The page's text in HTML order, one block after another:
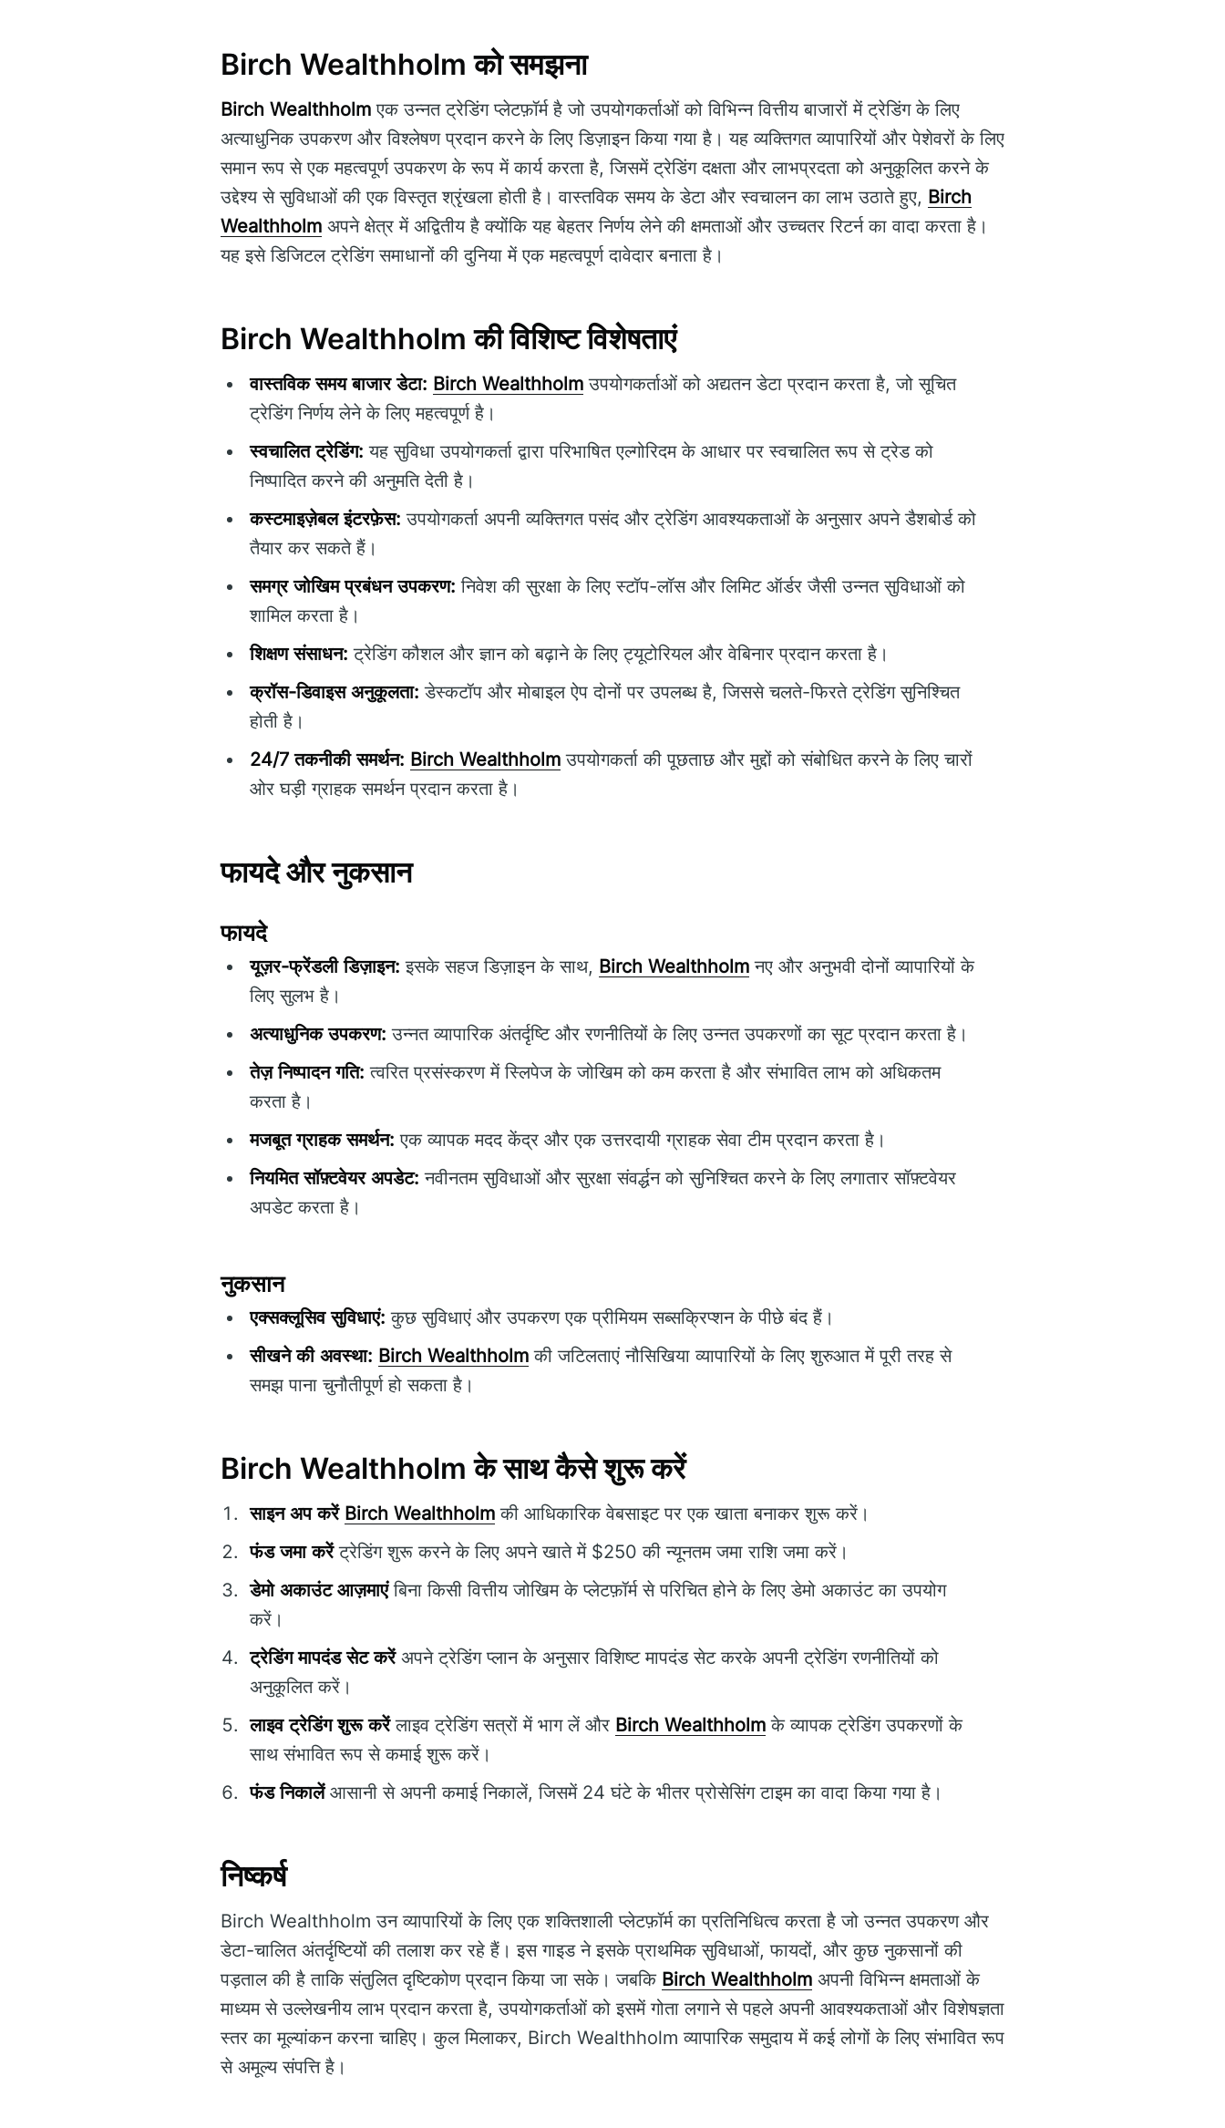
Birch Wealthholm को समझना
Birch Wealthholm एक उन्नत ट्रेडिंग प्लेटफ़ॉर्म है जो उपयोगकर्ताओं को विभिन्न वित्तीय बाजारों में ट्रेडिंग के लिए
अत्याधुनिक उपकरण और विश्लेषण प्रदान करने के लिए डिज़ाइन किया गया है। यह व्यक्तिगत व्यापारियों और पेशेवरों के लिए
समान रूप से एक महत्वपूर्ण उपकरण के रूप में कार्य करता है, जिसमें ट्रेडिंग दक्षता और लाभप्रदता को अनुकूलित करने के
उद्देश्य से सुविधाओं की एक विस्तृत श्रृंखला होती है। वास्तविक समय के डेटा और स्वचालन का लाभ उठाते हुए, Birch
Wealthholm अपने क्षेत्र में अद्वितीय है क्योंकि यह बेहतर निर्णय लेने की क्षमताओं और उच्चतर रिटर्न का वादा करता है।
यह इसे डिजिटल ट्रेडिंग समाधानों की दुनिया में एक महत्वपूर्ण दावेदार बनाता है।
Birch Wealthholm की विशिष्ट विशेषताएं
वास्तविक समय बाजार डेटा: Birch Wealthholm उपयोगकर्ताओं को अद्यतन डेटा प्रदान करता है, जो सूचित
ट्रेडिंग निर्णय लेने के लिए महत्वपूर्ण है।
स्वचालित ट्रेडिंग: यह सुविधा उपयोगकर्ता द्वारा परिभाषित एल्गोरिदम के आधार पर स्वचालित रूप से ट्रेड को
निष्पादित करने की अनुमति देती है।
कस्टमाइज़ेबल इंटरफ़ेस: उपयोगकर्ता अपनी व्यक्तिगत पसंद और ट्रेडिंग आवश्यकताओं के अनुसार अपने डैशबोर्ड को
तैयार कर सकते हैं।
समग्र जोखिम प्रबंधन उपकरण: निवेश की सुरक्षा के लिए स्टॉप-लॉस और लिमिट ऑर्डर जैसी उन्नत सुविधाओं को
शामिल करता है।
शिक्षण संसाधन: ट्रेडिंग कौशल और ज्ञान को बढ़ाने के लिए ट्यूटोरियल और वेबिनार प्रदान करता है।
क्रॉस-डिवाइस अनुकूलता: डेस्कटॉप और मोबाइल ऐप दोनों पर उपलब्ध है, जिससे चलते-फिरते ट्रेडिंग सुनिश्चित
होती है।
24/7 तकनीकी समर्थन: Birch Wealthholm उपयोगकर्ता की पूछताछ और मुद्दों को संबोधित करने के लिए चारों
ओर घड़ी ग्राहक समर्थन प्रदान करता है।
फायदे और नुकसान
फायदे
यूज़र-फ्रेंडली डिज़ाइन: इसके सहज डिज़ाइन के साथ, Birch Wealthholm नए और अनुभवी दोनों व्यापारियों के
लिए सुलभ है।
अत्याधुनिक उपकरण: उन्नत व्यापारिक अंतर्दृष्टि और रणनीतियों के लिए उन्नत उपकरणों का सूट प्रदान करता है।
तेज़ निष्पादन गति: त्वरित प्रसंस्करण में स्लिपेज के जोखिम को कम करता है और संभावित लाभ को अधिकतम
करता है।
मजबूत ग्राहक समर्थन: एक व्यापक मदद केंद्र और एक उत्तरदायी ग्राहक सेवा टीम प्रदान करता है।
नियमित सॉफ़्टवेयर अपडेट: नवीनतम सुविधाओं और सुरक्षा संवर्द्धन को सुनिश्चित करने के लिए लगातार सॉफ़्टवेयर
अपडेट करता है।
नुकसान
एक्सक्लूसिव सुविधाएं: कुछ सुविधाएं और उपकरण एक प्रीमियम सब्सक्रिप्शन के पीछे बंद हैं।
सीखने की अवस्था: Birch Wealthholm की जटिलताएं नौसिखिया व्यापारियों के लिए शुरुआत में पूरी तरह से
समझ पाना चुनौतीपूर्ण हो सकता है।
Birch Wealthholm के साथ कैसे शुरू करें
साइन अप करें Birch Wealthholm की आधिकारिक वेबसाइट पर एक खाता बनाकर शुरू करें।
फंड जमा करेंट्रेडिंग शुरू करने के लिए अपने खाते में $250 की न्यूनतम जमा राशि जमा करें।
डेमो अकाउंट आज़माएंबिना किसी वित्तीय जोखिम के प्लेटफ़ॉर्म से परिचित होने के लिए डेमो अकाउंट का उपयोग
करें।
ट्रेडिंग मापदंड सेट करेंअपने ट्रेडिंग प्लान के अनुसार विशिष्ट मापदंड सेट करके अपनी ट्रेडिंग रणनीतियों को
अनुकूलित करें।
लाइव ट्रेडिंग शुरू करेंलाइव ट्रेडिंग सत्रों में भाग लें और Birch Wealthholm के व्यापक ट्रेडिंग उपकरणों के
साथ संभावित रूप से कमाई शुरू करें।
फंड निकालेंआसानी से अपनी कमाई निकालें, जिसमें 24 घंटे के भीतर प्रोसेसिंग टाइम का वादा किया गया है।
निष्कर्ष
Birch Wealthholm उन व्यापारियों के लिए एक शक्तिशाली प्लेटफ़ॉर्म का प्रतिनिधित्व करता है जो उन्नत उपकरण और
डेटा-चालित अंतर्दृष्टियों की तलाश कर रहे हैं। इस गाइड ने इसके प्राथमिक सुविधाओं, फायदों, और कुछ नुकसानों की
पड़ताल की है ताकि संतुलित दृष्टिकोण प्रदान किया जा सके। जबकि Birch Wealthholm अपनी विभिन्न क्षमताओं के
माध्यम से उल्लेखनीय लाभ प्रदान करता है, उपयोगकर्ताओं को इसमें गोता लगाने से पहले अपनी आवश्यकताओं और विशेषज्ञता
स्तर का मूल्यांकन करना चाहिए। कुल मिलाकर, Birch Wealthholm व्यापारिक समुदाय में कई लोगों के लिए संभावित रूप
से अमूल्य संपत्ति है।